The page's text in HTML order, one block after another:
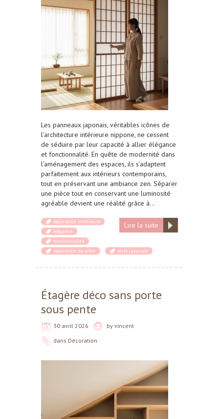
Les panneaux japonais, véritables icônes de
l’architecture intérieure nippone, ne cessent
de séduire par leur capacité à allier élégance
et fonctionnalité. En quête de modernité dans
l’aménagement des espaces, ils s’adaptent
parfaitement aux intérieurs contemporains,
tout en préservant une ambiance zen. Séparer
une pièce tout en conservant une luminosité
agréable devient une réalité grâce à…
Lire la suite
décoration intérieure
élégance
fonctionnalité
séparation de pièce
style japonais
Étagère déco sans porte
sous pente
30 avril 2026 by vincent
dans Décoration